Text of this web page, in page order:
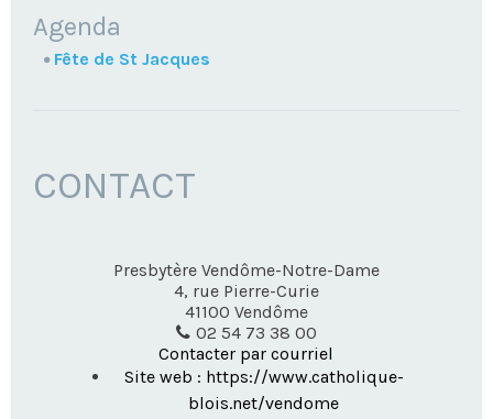
NAVIGATION
Agenda
Fête de St Jacques
CONTACT
Presbytère Vendôme-Notre-Dame
4, rue Pierre-Curie
41100 Vendôme
02 54 73 38 00
Contacter par courriel
Site web : https://www.catholique-
blois.net/vendome